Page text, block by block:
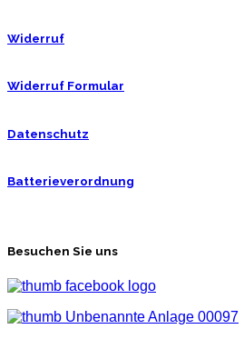
Widerruf
Widerruf Formular
Datenschutz
Batterieverordnung
Besuchen Sie uns